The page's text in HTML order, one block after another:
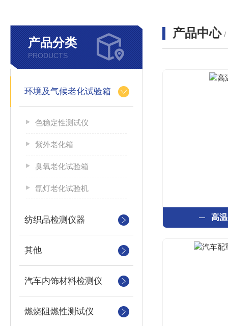
产品分类
PRODUCTS
环境及气候老化试验箱
色稳定性测试仪
紫外老化箱
臭氧老化试验箱
氙灯老化试验机
纺织品检测仪器
其他
汽车内饰材料检测仪
燃烧阻燃性测试仪
产品中心 /
高